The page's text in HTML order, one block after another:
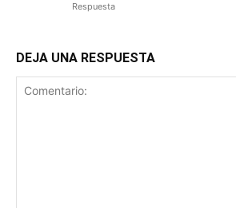
Respuesta
DEJA UNA RESPUESTA